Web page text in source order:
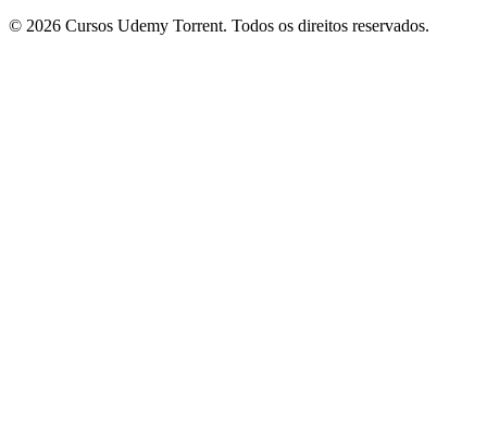
© 2026 Cursos Udemy Torrent. Todos os direitos reservados.